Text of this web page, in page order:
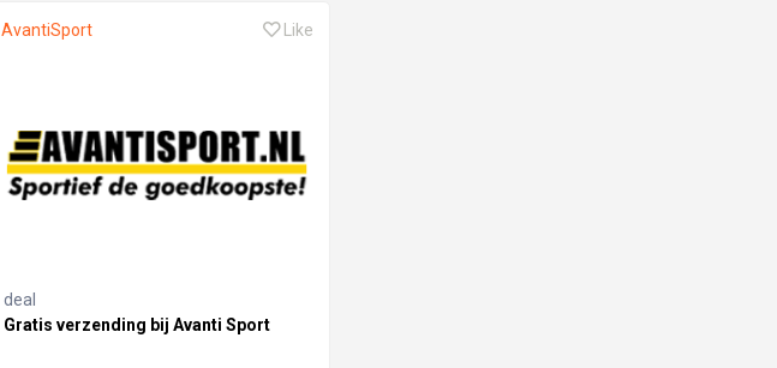
AvantiSport Like
deal
Gratis verzending bij Avanti Sport